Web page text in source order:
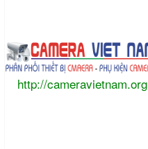
http://cameravietnam.org